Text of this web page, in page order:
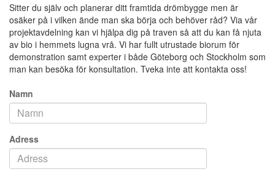
Sitter du själv och planerar ditt framtida drömbygge men är
osäker på i vilken ände man ska börja och behöver råd? Via vår
projektavdelning kan vi hjälpa dig på traven så att du kan få njuta
av bio i hemmets lugna vrå. Vi har fullt utrustade biorum för
demonstration samt experter i både Göteborg och Stockholm som
man kan besöka för konsultation. Tveka inte att kontakta oss!
Namn
Adress